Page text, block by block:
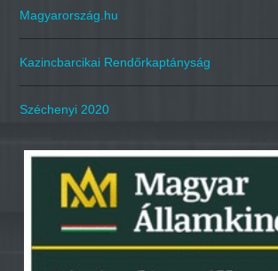
Magyarország.hu
Kazincbarcikai Rendőrkaptányság
Széchenyi 2020